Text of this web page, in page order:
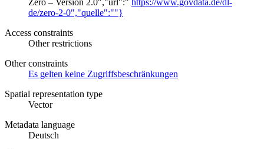
de/zero-2-0","quelle":""}
Access constraints
Other restrictions
Other constraints
Es gelten keine Zugriffsbeschränkungen
Spatial representation type
Vector
Metadata language
Deutsch